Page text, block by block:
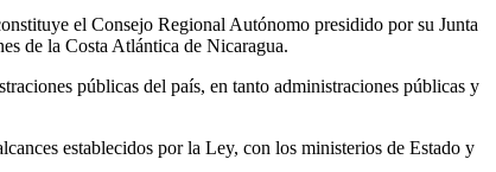
el Consejo Regional Autónomo presidido por su Junta
de la Costa Atlántica de Nicaragua.
públicas del país, en tanto administraciones públicas y
establecidos por la Ley, con los ministerios de Estado y